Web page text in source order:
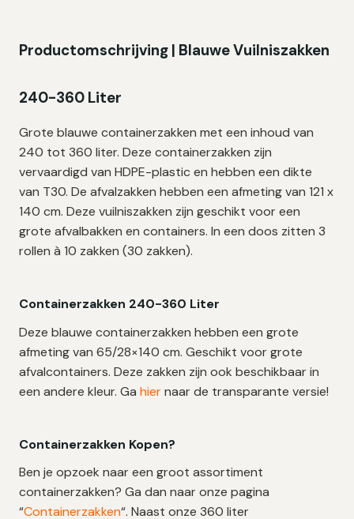
aantal
Productomschrijving | Blauwe Vuilniszakken
240-360 Liter
Grote blauwe containerzakken met een inhoud van
240 tot 360 liter. Deze containerzakken zijn
vervaardigd van HDPE-plastic en hebben een dikte
van T30. De afvalzakken hebben een afmeting van 121 x
140 cm. Deze vuilniszakken zijn geschikt voor een
grote afvalbakken en containers. In een doos zitten 3
rollen à 10 zakken (30 zakken).
Containerzakken 240-360 Liter
Deze blauwe containerzakken hebben een grote
afmeting van 65/28×140 cm. Geschikt voor grote
afvalcontainers. Deze zakken zijn ook beschikbaar in
een andere kleur. Ga hiernaar de transparante versie!
Containerzakken Kopen?
Ben je opzoek naar een groot assortiment
containerzakken? Ga dan naar onze pagina
“Containerzakken“. Naast onze 360 liter